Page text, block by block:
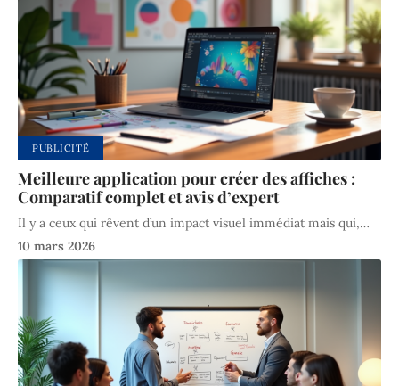
PUBLICITÉ
Meilleure application pour créer des affiches :
Comparatif complet et avis d’expert
Il y a ceux qui rêvent d’un impact visuel immédiat mais qui,…
10 mars 2026